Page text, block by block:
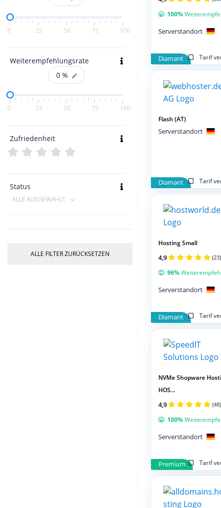
0 25 50 75 100
Weiterempfehlungsrate
0 %
0 25 50 75 100
Zufriedenheit
Status
ALLE AUSGEWÄHLT
ALLE FILTER ZURÜCKSETZEN
Diamant Tarif
100%
Serverstandort
Diamant Tarif
Flash (AT)
Serverstandort
Diamant Tarif
Hosting Small
4,9 (23)
96%
Serverstandort
Premium Tarif
NVMe Shopware
HOS...
4,9 (48)
100%
Serverstandort